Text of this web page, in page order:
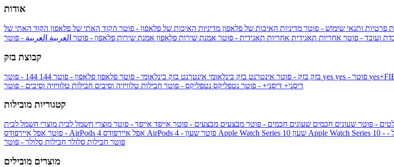
אודות
פרטיות ותנאי שימוש - פוטר מדיניות האיכות של פלאפון מדיניות האיכות של פלאפון - פוטר הקוד האתי של פלאפון הקוד האתי של
ועובד - פוטר אחריות תאגידית אחריות תאגידית - פוטר אמנת שירות פלאפון אמנת שירות פלאפון - פוטר العربية العربية - פוטר
קבוצת בזק
בזק בזק - פוטר אינטרנט בזק בינלאומי אינטרנט בזק בינלאומי - פוטר פלאפון פלאפון - פוטר 144 yes
דיסני+ דיסני+ - פוטר נטפליקס נטפליקס - פוטר חבילות טלוויזיה וסיבים חבילות טלוויזיה וסיבים - פוטר
קטגוריות מובילות
- פוטר שעונים חכמים שעונים חכמים - פוטר מבצעים מבצעים - פוטר אייפד אייפד - פוטר מוצרי חשמל לבית מוצרי חשמל לבית
- פוטר אפל איירפודס AirPods 4 אפל איירפודס AirPods 4 - פוטר שעון Apple Watch Series 10
-
פוטר חבילות סלולר חבילות סלולר - פוטר
מוצרים מובילים